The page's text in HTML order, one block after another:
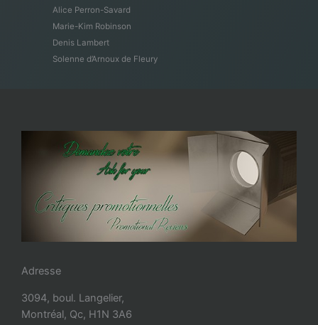
Alice Perron-Savard
Marie-Kim Robinson
Denis Lambert
Solenne d’Arnoux de Fleury
Adresse
3094, boul. Langelier,
Montréal, Qc, H1N 3A6